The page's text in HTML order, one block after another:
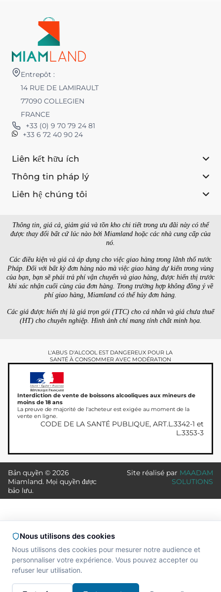
Entrepôt :
14 RUE DE LAMIRAULT
77090 COLLEGIEN
FRANCE
+33 (0) 9 70 79 24 81
+33 6 72 40 90 24
Liên kết hữu ích
Thông tin pháp lý
Liên hệ chúng tôi
Thông tin, giá cả, giảm giá và tồn kho chi tiết trong ưu đãi này có thể
được thay đổi bất cứ lúc nào bởi Miamland hoặc các nhà cung cấp của
nó.
Các điều kiện và giá cả áp dụng cho việc giao hàng trong lãnh thổ nước
Pháp. Đối với bất kỳ đơn hàng nào mà việc giao hàng dự kiến trong vùng
của bạn, bạn sẽ phải trả phí vận chuyển và giao hàng, được hiển thị trước
khi xác nhận cuối cùng của đơn hàng. Trong trường hợp không đồng ý về
phí giao hàng, Miamland có thể hủy đơn hàng.
Các giá được hiển thị là giá trọn gói (TTC) cho cá nhân và giá chưa thuế
(HT) cho chuyên nghiệp. Hình ảnh chỉ mang tính chất minh họa.
L'ABUS D'ALCOOL EST DANGEREUX POUR LA
SANTÉ À CONSOMMER AVEC MODÉRATION
Interdiction de vente de boissons alcooliques aux mineurs de
moins de 18 ans
La preuve de majorité de l'acheteur est exigée au moment de la
vente en ligne.
CODE DE LA SANTÉ PUBLIQUE, ART.L.3342-1 et
L.3353-3
Bản quyền © 2026
Miamland. Mọi quyền được
bảo lưu.
Site réalisé par MAADAM
SOLUTIONS
Nous utilisons des cookies
Nous utilisons des cookies pour mesurer notre audience et
personnaliser votre expérience. Vous pouvez accepter ou
refuser leur utilisation.